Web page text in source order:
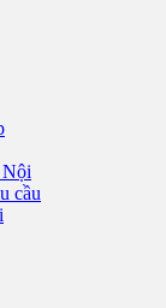
Nội
cầu